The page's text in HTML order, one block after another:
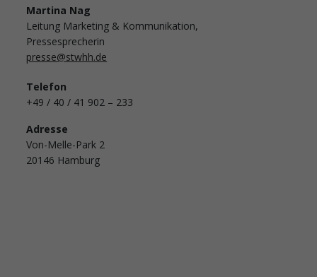
Martina Nag
Leitung Marketing & Kommunikation,
Pressesprecherin
presse@stwhh.de
Telefon
+49 / 40 / 41 902 – 233
Adresse
Von-Melle-Park 2
20146 Hamburg